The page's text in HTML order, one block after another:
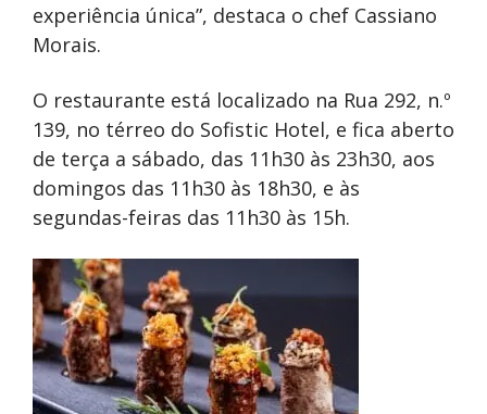
experiência única”, destaca o chef Cassiano
Morais.
O restaurante está localizado na Rua 292, n.º
139, no térreo do Sofistic Hotel, e fica aberto
de terça a sábado, das 11h30 às 23h30, aos
domingos das 11h30 às 18h30, e às
segundas-feiras das 11h30 às 15h.